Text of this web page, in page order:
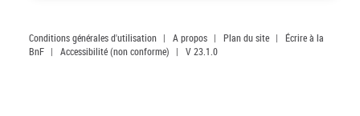
Conditions générales d'utilisation | A propos | Plan du site |
Écrire à la
BnF | Accessibilité (non conforme) | V 23.1.0